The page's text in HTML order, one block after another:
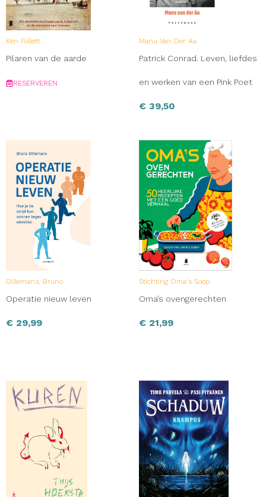
Ken Follett
Pilaren van de aarde
RESERVEREN
Manu Van Der Aa
Patrick Conrad. Leven, liefdes
en werken van een Pink Poet
€ 39,50
Dillemans, Bruno
Operatie nieuw leven
€ 29,99
Stichting Oma's Soep
Oma’s ovengerechten
€ 21,99